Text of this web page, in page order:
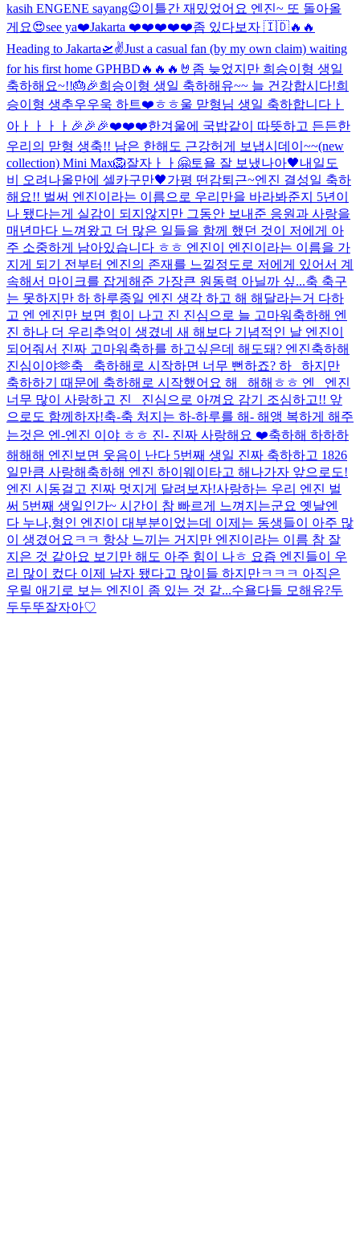
kasih ENGENE sayang😉이틀간 재밌었어요 엔진~ 또 돌아올
게요😍see ya❤️Jakarta ❤️❤️❤️❤️❤️좀 있다보자 🇮🇩🔥🔥
Heading to Jakarta🛫✌️Just a casual fan (by my own claim) waiting
for his first home GPHBD🔥🔥🔥🤘 좀 늦었지만 희승이형 생일
축하해요~!!🎂🎉희승이형 생일 축하해유~~ 늘 건강합시다!희
승이형 생추우우욱 하트❤️ㅎㅎ울 맏형님 생일 축하합니다ㅏ
아ㅏㅏㅏㅏ🎉🎉🎉❤️❤️❤️한겨울에 국밥같이 따뜻하고 든든한
우리의 맏형 생축!! 남은 한해도 근강허게 보냅시데이~~(new
collection) Mini Max🦁잘자ㅏㅏ 🤗토욜 잘 보냈나아🖤내일도
비 오려나올만에 셀카구만🖤가평 떤감퇴근~엔진 결성일 축하
해요!! 벌써 엔진이라는 이름으로 우리만을 바라봐준지 5년이
나 됐다는게 실감이 되지않지만 그동안 보내준 응원과 사랑을
매년마다 느껴왔고 더 많은 일들을 함께 했던 것이 저에게 아
주 소중하게 남아있습니다 ㅎㅎ 엔진이 엔진이라는 이름을 가
지게 되기 전부터 엔진의 존재를 느낄정도로 저에게 있어서 계
속해서 마이크를 잡게해준 가장큰 원동력 아닐까 싶...축 축구
는 못하지만 하 하루종일 엔진 생각 하고 해 해달라는거 다하
고 엔 엔진만 보면 힘이 나고 진 진심으로 늘 고마워 축하해 엔
진 하나 더 우리추억이 생겼네 새 해보다 기념적인 날 엔진이
되어줘서 진짜 고마워 축하를 하고싶은데 해도돼? 엔진축하해
진심이야🫶축_ 축하해로 시작하면 너무 뻔하죠? 하_ 하지만
축하하기 때문에 축하해로 시작했어요 해_ 해해ㅎㅎ 엔_ 엔진
너무 많이 사랑하고 진_ 진심으로 아껴요 감기 조심하고!! 앞
으로도 함께하자!축-축 처지는 하-하루를 해- 해앵 복하게 해주
는것은 엔-엔진 이야 ㅎㅎ 진- 진짜 사랑해요 ❤️축하해 하하하
해해해 엔진보면 웃음이 난다 5번째 생일 진짜 축하하고 1826
일만큼 사랑해 축하해 엔진 하이웨이타고 해나가자 앞으로도!
엔진 시동걸고 진짜 멋지게 달려보자!사랑하는 우리 엔진 벌
써 5번째 생일인가~ 시간이 참 빠르게 느껴지는군요 옛날엔
다 누나,형인 엔진이 대부분이었는데 이제는 동생들이 아주 많
이 생겼어요ㅋㅋ 항상 느끼는 거지만 엔진이라는 이름 참 잘
지은 것 같아요 보기만 해도 아주 힘이 나ㅎ 요즘 엔진들이 우
리 많이 컸다 이제 남자 됐다고 많이들 하지만ㅋㅋㅋ 아직은
우릴 애기로 보는 엔진이 좀 있는 것 같...수욜다들 모해유?두
두두뚜잘자아♡